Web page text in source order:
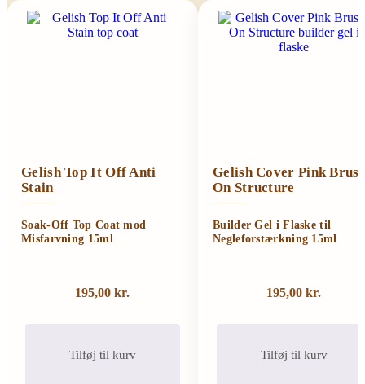
Gelish Top It Off Anti
Stain
Soak-Off Top Coat mod
Misfarvning 15ml
195,00 kr.
Tilføj til kurv
Gelish Cover Pink
On Structure
Builder Gel i Flaske til
Negleforstærkning 15ml
195,00 kr.
Tilføj til kurv